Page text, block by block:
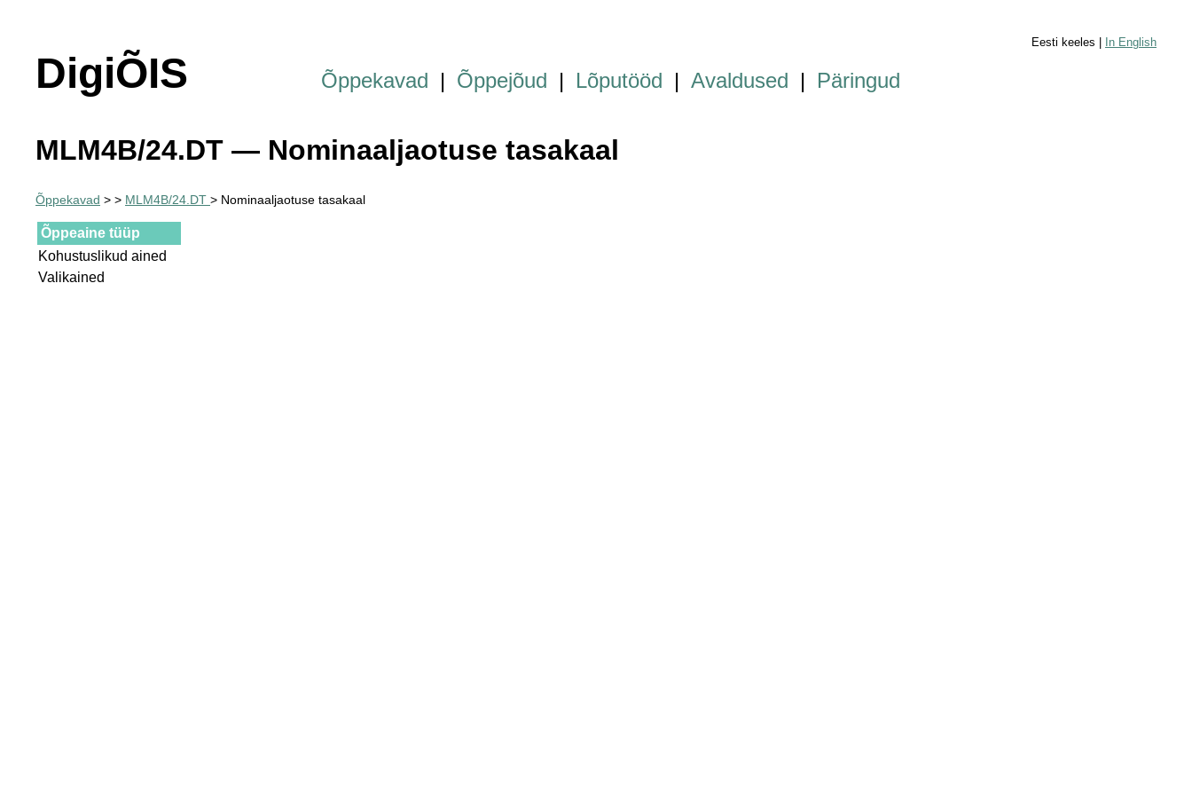
Eesti keeles | In English
DigiÕIS Õppekavad | Õppejõud | Lõputööd | Avaldused | Päringud
MLM4B/24.DT — Nominaaljaotuse tasakaal
Õppekavad > > MLM4B/24.DT > Nominaaljaotuse tasakaal
Õppeaine tüüp
Kohustuslikud ained
Valikained